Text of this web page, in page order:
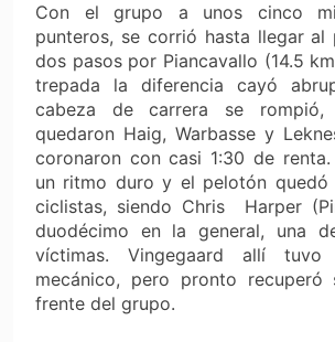
Con el grupo a unos cinco
punteros, se corrió hasta llegar al
dos pasos por Piancavallo (14.5
trepada la diferencia cayó
cabeza de carrera se
quedaron Haig, Warbasse y
coronaron con casi 1:30 de renta.
un ritmo duro y el pelotón quedó
ciclistas, siendo Chris Harper
duodécimo en la general, una
víctimas. Vingegaard allí tuvo
mecánico, pero pronto recuperó
frente del grupo.